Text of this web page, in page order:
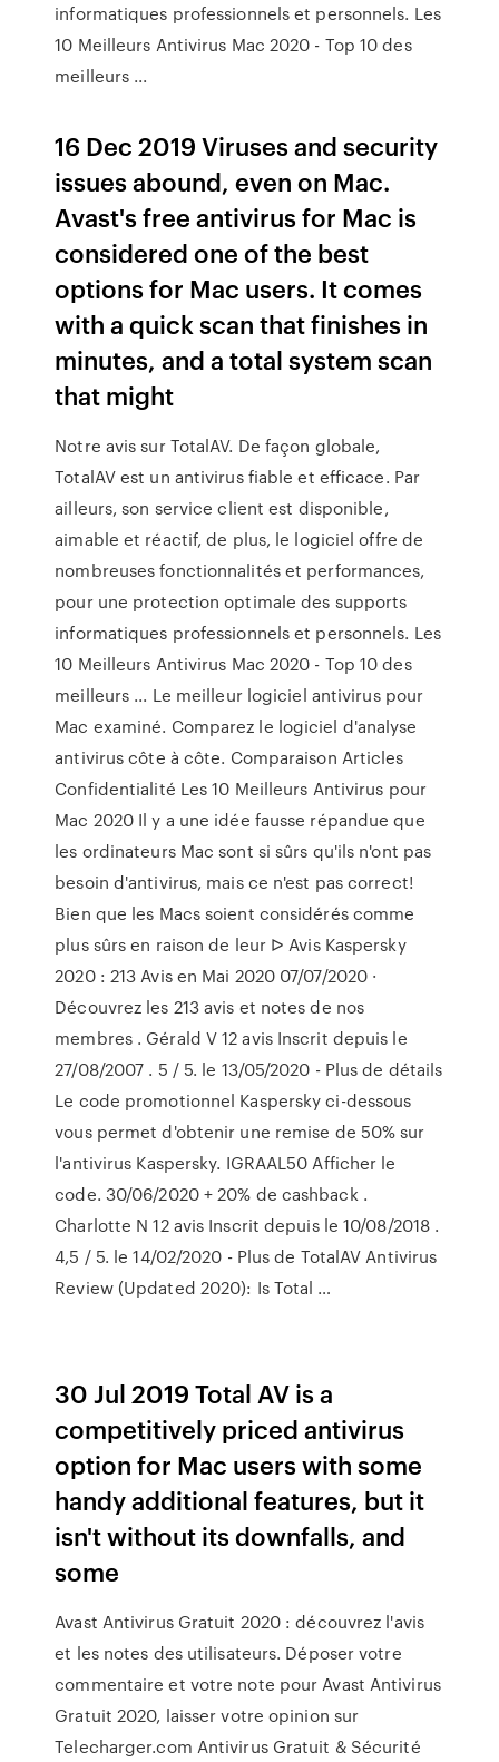
informatiques professionnels et personnels. Les
10 Meilleurs Antivirus Mac 2020 - Top 10 des
meilleurs ...
16 Dec 2019 Viruses and security
issues abound, even on Mac.
Avast's free antivirus for Mac is
considered one of the best
options for Mac users. It comes
with a quick scan that finishes in
minutes, and a total system scan
that might
Notre avis sur TotalAV. De façon globale,
TotalAV est un antivirus fiable et efficace. Par
ailleurs, son service client est disponible,
aimable et réactif, de plus, le logiciel offre de
nombreuses fonctionnalités et performances,
pour une protection optimale des supports
informatiques professionnels et personnels. Les
10 Meilleurs Antivirus Mac 2020 - Top 10 des
meilleurs ... Le meilleur logiciel antivirus pour
Mac examiné. Comparez le logiciel d'analyse
antivirus côte à côte. Comparaison Articles
Confidentialité Les 10 Meilleurs Antivirus pour
Mac 2020 Il y a une idée fausse répandue que
les ordinateurs Mac sont si sûrs qu'ils n'ont pas
besoin d'antivirus, mais ce n'est pas correct!
Bien que les Macs soient considérés comme
plus sûrs en raison de leur ᐅ Avis Kaspersky
2020 : 213 Avis en Mai 2020 07/07/2020 ·
Découvrez les 213 avis et notes de nos
membres . Gérald V 12 avis Inscrit depuis le
27/08/2007 . 5 / 5. le 13/05/2020 - Plus de détails
Le code promotionnel Kaspersky ci-dessous
vous permet d'obtenir une remise de 50% sur
l'antivirus Kaspersky. IGRAAL50 Afficher le
code. 30/06/2020 + 20% de cashback .
Charlotte N 12 avis Inscrit depuis le 10/08/2018 .
4,5 / 5. le 14/02/2020 - Plus de TotalAV Antivirus
Review (Updated 2020): Is Total …
30 Jul 2019 Total AV is a
competitively priced antivirus
option for Mac users with some
handy additional features, but it
isn't without its downfalls, and
some
Avast Antivirus Gratuit 2020 : découvrez l'avis
et les notes des utilisateurs. Déposer votre
commentaire et votre note pour Avast Antivirus
Gratuit 2020, laisser votre opinion sur
Telecharger.com Antivirus Gratuit & Sécurité